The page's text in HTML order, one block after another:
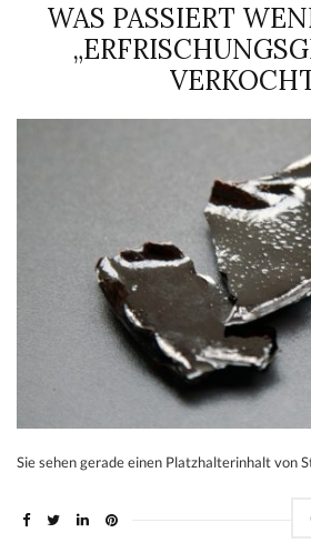
WAS PASSIERT
Sie sehen gerade einen Platzhalterinhalt von